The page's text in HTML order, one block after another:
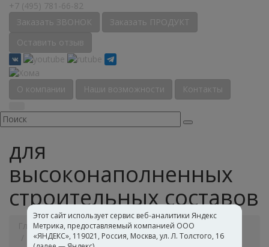
+7 (495) 781-66-82
Заказать ЗВОНОК
Заказать ПРОДУКТ
Оставить отзыв
О компании Наши возможности Контакты
для
высоконаполненных
строительных составов
Главная Каталог
Полимерные дисперсии
Дисперсии для лакокрасочных материалов и
Этот сайт использует сервис веб-аналитики Яндекс
Метрика, предоставляемый компанией ООО
«ЯНДЕКС», 119021, Россия, Москва, ул. Л. Толстого, 16